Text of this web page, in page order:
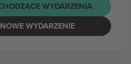
WYDARZENIA
WYDARZENIE